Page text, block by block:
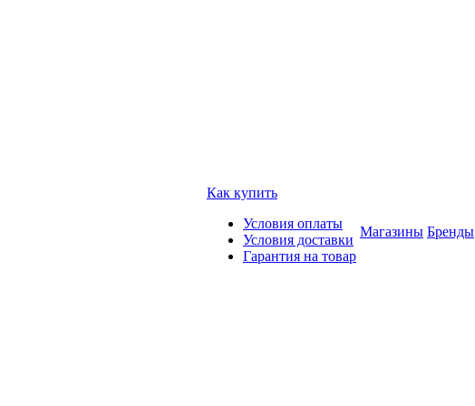
Как купить
Условия оплаты
Условия доставки
Гарантия на товар
Магазины Бренды